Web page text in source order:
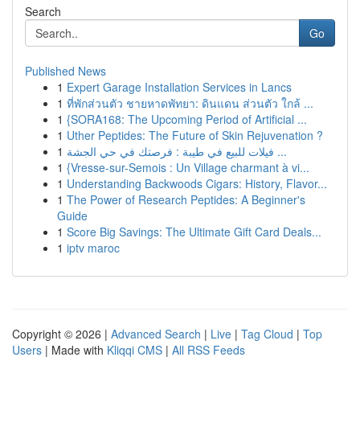
Search
Go
Published News
1 Expert Garage Installation Services in Lancs
1 ที่พักส่วนตัว ชายหาดพัทยา: ดินแดน ส่วนตัว ใกล้ ...
1 {SORA168: The Upcoming Period of Artificial ...
1 Uther Peptides: The Future of Skin Rejuvenation ?
1
فيلات للبيع في طيبة : فرصتك في حي الجشة ...
1 {Vresse-sur-Semois : Un Village charmant à vi...
1 Understanding Backwoods Cigars: History, Flavor...
1 The Power of Research Peptides: A Beginner's
Guide
1 Score Big Savings: The Ultimate Gift Card Deals...
1 iptv maroc
Copyright © 2026 | Advanced Search | Live | Tag Cloud | Top
Users | Made with Kliqqi CMS | All RSS Feeds